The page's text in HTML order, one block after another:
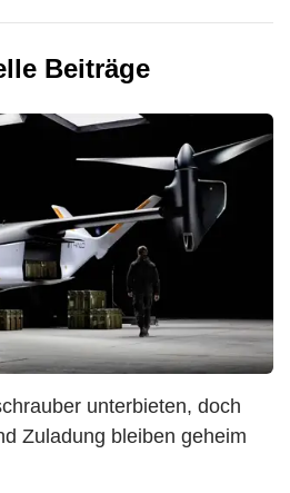
Beiträge
unterbieten, doch
Zuladung bleiben geheim